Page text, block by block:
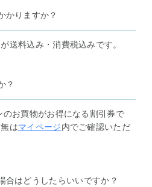
かりますか？
送料込み・消費税込みです。
？
のお買物がお得になる割引券で
はマイページ内でご確認いただ
合はどうしたらいいですか？